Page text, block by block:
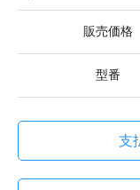
販売価格
型番
支